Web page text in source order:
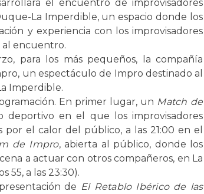
el encuentro de improvisadores
La Imperdible, un espacio donde los
y experiencia con los improvisadores
al encuentro.
para los más pequeños, la compañía
un espectáculo de Impro destinado al
Imperdible.
En primer lugar, un Match de
deportivo en el que los improvisadores
por el calor del público, a las 21:00 en el
de Impro, abierta al público, donde los
a actuar con otros compañeros, en La
55, a las 23:30).
de El Retablo Ibérico de las